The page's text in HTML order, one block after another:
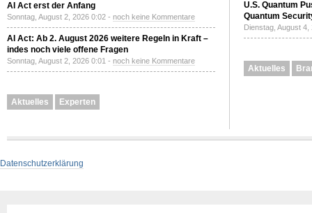
AI Act erst der Anfang
Sonntag, August 2, 2026 0:02 - noch keine Kommentare
AI Act: Ab 2. August 2026 weitere Regeln in Kraft –
indes noch viele offene Fragen
Sonntag, August 2, 2026 0:01 - noch keine Kommentare
Aktuelles Experten
U.S. Quantum
Quantum
Dienstag, August
Aktuelles
Datenschutzerklärung